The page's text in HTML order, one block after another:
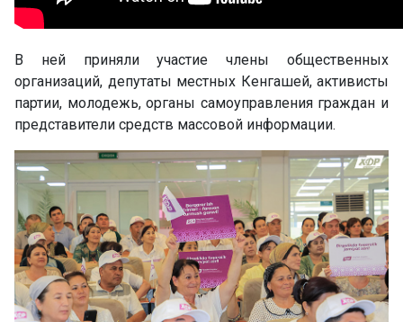
В ней приняли участие члены общественных
организаций, депутаты местных Кенгашей, активисты
партии, молодежь, органы самоуправления граждан и
представители средств массовой информации.